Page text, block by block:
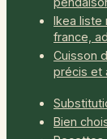
Ikea liste
france,
Cuisson
précis et
Bien